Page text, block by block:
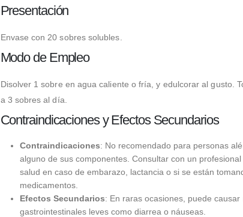
Presentación
Envase con 20 sobres solubles.
Modo de Empleo
Disolver 1 sobre en agua caliente o fría, y edulcorar al gusto.
a 3 sobres al día.
Contraindicaciones y Efectos Secundarios
Contraindicaciones: No recomendado para personas
alguno de sus componentes. Consultar con un profesional
salud en caso de embarazo, lactancia o si se están
medicamentos.
Efectos Secundarios: En raras ocasiones, puede causar
gastrointestinales leves como diarrea o náuseas.